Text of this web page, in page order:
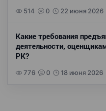
514 0 22 июня 2026
Какие требования
деятельности,
РК?
776 0 18 июня 2026